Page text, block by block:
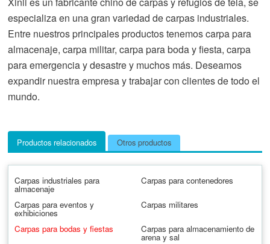
especializa en una gran variedad de carpas industriales.
Entre nuestros principales productos tenemos carpa para
almacenaje, carpa militar, carpa para boda y fiesta, carpa
para emergencia y desastre y muchos más. Deseamos
expandir nuestra empresa y trabajar con clientes de todo el
mundo.
Productos relacionados Otros productos
Carpas industriales para
almacenaje
Carpas para contenedores
Carpas para eventos y
exhibiciones
Carpas militares
Carpas para bodas y fiestas Carpas para almacenamiento de
arena y sal